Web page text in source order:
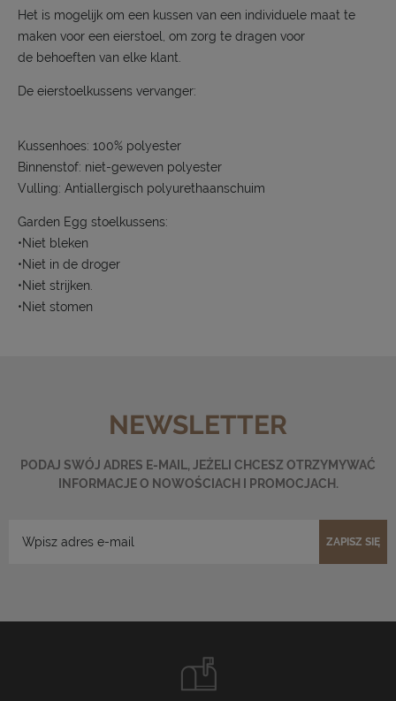
Het is mogelijk om een kussen van een individuele maat te
maken voor een eierstoel, om zorg te dragen voor
de behoeften van elke klant.
De eierstoelkussens vervanger:
Kussenhoes: 100% polyester
Binnenstof: niet-geweven polyester
Vulling: Antiallergisch polyurethaanschuim
Garden Egg stoelkussens:
•Niet bleken
•Niet in de droger
•Niet strijken.
•Niet stomen
NEWSLETTER
PODAJ SWÓJ ADRES E-MAIL, JEŻELI CHCESZ OTRZYMYWAĆ
INFORMACJE O NOWOŚCIACH I PROMOCJACH.
ZAPISZ SIĘ